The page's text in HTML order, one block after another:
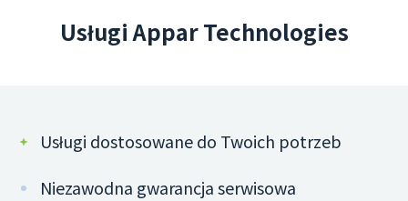
Usługi Appar Technologies
Usługi dostosowane do Twoich potrzeb
Niezawodna gwarancja serwisowa